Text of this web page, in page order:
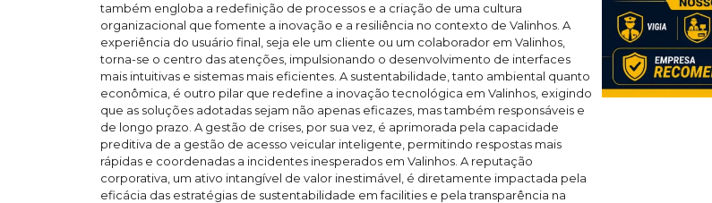
também engloba a redefinição de processos e a criação de uma cultura
organizacional que fomente a inovação e a resiliência no contexto de Valinhos. A
experiência do usuário final, seja ele um cliente ou um colaborador em Valinhos,
torna-se o centro das atenções, impulsionando o desenvolvimento de interfaces
mais intuitivas e sistemas mais eficientes. A sustentabilidade, tanto ambiental quanto
econômica, é outro pilar que redefine a inovação tecnológica em Valinhos, exigindo
que as soluções adotadas sejam não apenas eficazes, mas também responsáveis e
de longo prazo. A gestão de crises, por sua vez, é aprimorada pela capacidade
preditiva de a gestão de acesso veicular inteligente, permitindo respostas mais
rápidas e coordenadas a incidentes inesperados em Valinhos. A reputação
corporativa, um ativo intangível de valor inestimável, é diretamente impactada pela
eficácia das estratégias de sustentabilidade em facilities e pela transparência na